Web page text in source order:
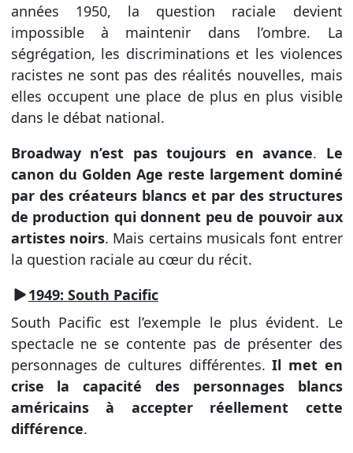
années 1950, la question raciale devient
impossible à maintenir dans l’ombre. La
ségrégation, les discriminations et les violences
racistes ne sont pas des réalités nouvelles, mais
elles occupent une place de plus en plus visible
dans le débat national.
Broadway n’est pas toujours en avance. Le
canon du Golden Age reste largement dominé
par des créateurs blancs et par des structures
de production qui donnent peu de pouvoir aux
artistes noirs. Mais certains musicals font entrer
la question raciale au cœur du récit.
1949: South Pacific
South Pacific est l’exemple le plus évident. Le
spectacle ne se contente pas de présenter des
personnages de cultures différentes.Il met en
crise la capacité des personnages blancs
américains à accepter réellement cette
différence.